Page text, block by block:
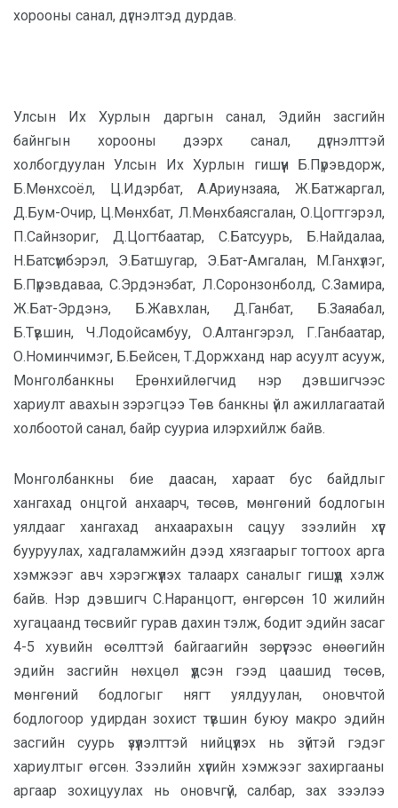
хорооны санал, дүгнэлтэд дурдав.
Улсын Их Хурлын даргын санал, Эдийн засгийн
байнгын хорооны дээрх санал, дүгнэлттэй
холбогдуулан Улсын Их Хурлын гишүүн Б.Пүрэвдорж,
Б.Мөнхсоёл, Ц.Идэрбат, А.Ариунзаяа, Ж.Батжаргал,
Д.Бум-Очир, Ц.Мөнхбат, Л.Мөнхбаясгалан, О.Цогтгэрэл,
П.Сайнзориг, Д.Цогтбаатар, С.Батсуурь, Б.Найдалаа,
Н.Батсүмбэрэл, Э.Батшугар, Э.Бат-Амгалан, М.Ганхүлэг,
Б.Пүрэвдаваа, С.Эрдэнэбат, Л.Соронзонболд, С.Замира,
Ж.Бат-Эрдэнэ, Б.Жавхлан, Д.Ганбат, Б.Заяабал,
Б.Түвшин, Ч.Лодойсамбуу, О.Алтангэрэл, Г.Ганбаатар,
О.Номинчимэг, Б.Бейсен, Т.Доржханд нар асуулт асууж,
Монголбанкны Ерөнхийлөгчид нэр дэвшигчээс
хариулт авахын зэрэгцээ Төв банкны үйл ажиллагаатай
холбоотой санал, байр сууриа илэрхийлж байв.
Монголбанкны бие даасан, хараат бус байдлыг
хангахад онцгой анхаарч, төсөв, мөнгөний бодлогын
уялдааг хангахад анхаарахын сацуу зээлийн хүүг
бууруулах, хадгаламжийн дээд хязгаарыг тогтоох арга
хэмжээг авч хэрэгжүүлэх талаарх саналыг гишүүд хэлж
байв. Нэр дэвшигч С.Наранцогт, өнгөрсөн 10 жилийн
хугацаанд төсвийг гурав дахин тэлж, бодит эдийн засаг
4-5 хувийн өсөлттэй байгаагийн зөрүүгээс өнөөгийн
эдийн засгийн нөхцөл үүдсэн гээд цаашид төсөв,
мөнгөний бодлогыг нягт уялдуулан, оновчтой
бодлогоор удирдан зохист түвшин буюу макро эдийн
засгийн суурь үзүүлэлттэй нийцүүлэх нь зүйтэй гэдэг
хариултыг өгсөн. Зээлийн хүүгийн хэмжээг захиргааны
аргаар зохицуулах нь оновчгүй, салбар, зах зээлээ